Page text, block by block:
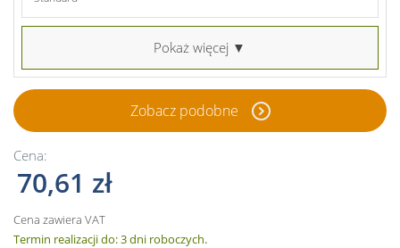
Pokaż więcej ▼
Zobacz podobne
Cena:
70,61 zł
Cena zawiera VAT
Termin realizacji do: 3 dni roboczych.